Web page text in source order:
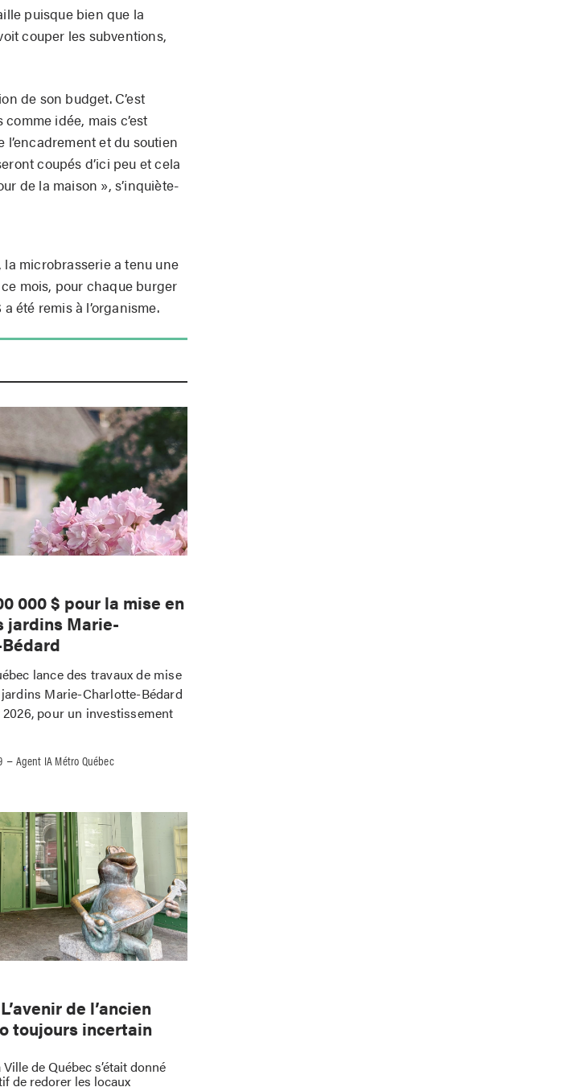
puisque bien que la
couper les subventions,
de son budget. C’est
idée, mais c’est
et du soutien
coupés d’ici peu et cela
de la maison », s’inquiète-
microbrasserie a tenu une
mois, pour chaque burger
été remis à l’organisme.
000 $ pour la mise en
jardins Marie-
lance des travaux de mise
Marie-Charlotte-Bédard
2026, pour un investissement
–Agent IA Métro Québec
de l’ancien
toujours incertain
Ville de Québec s’était donné
de redorer les locaux